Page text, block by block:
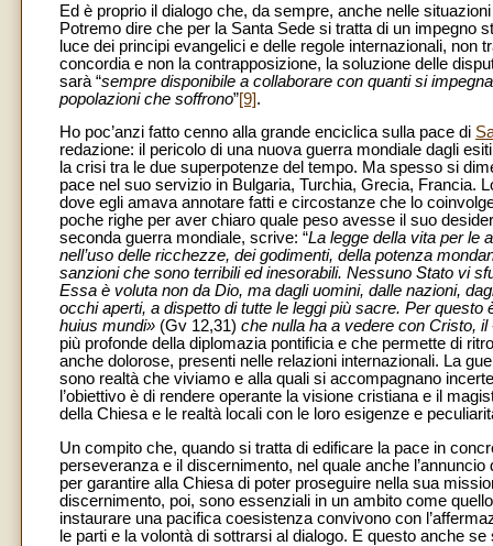
Ed è proprio il dialogo che, da sempre, anche nelle
Potremo dire che per la Santa Sede si tratta di un impegno
luce dei principi evangelici e delle regole internazionali,
concordia e non la contrapposizione, la soluzione delle
sarà “sempre disponibile a collaborare con quanti si
popolazioni che soffrono”[9].
Ho poc’anzi fatto cenno alla grande enciclica sulla pace di
redazione: il pericolo di una nuova guerra mondiale dagli
la crisi tra le due superpotenze del tempo. Ma spesso si
pace nel suo servizio in Bulgaria, Turchia, Grecia, Francia.
dove egli amava annotare fatti e circostanze che lo
poche righe per aver chiaro quale peso avesse il suo
seconda guerra mondiale, scrive: “La legge della vita per le
nell’uso delle ricchezze, dei godimenti, della potenza
sanzioni che sono terribili ed inesorabili. Nessuno Stato vi
Essa è voluta non da Dio, ma dagli uomini, dalle nazioni,
occhi aperti, a dispetto di tutte le leggi più sacre. Per
huius mundi» (Gv 12,31) che nulla ha a vedere con Cristo,
più profonde della diplomazia pontificia e che permette di
anche dolorose, presenti nelle relazioni internazionali. La
sono realtà che viviamo e alla quali si accompagnano
l’obiettivo è di rendere operante la visione cristiana e il
della Chiesa e le realtà locali con le loro esigenze e
Un compito che, quando si tratta di edificare la pace in
perseveranza e il discernimento, nel quale anche
per garantire alla Chiesa di poter proseguire nella sua
discernimento, poi, sono essenziali in un ambito come
instaurare una pacifica coesistenza convivono con
le parti e la volontà di sottrarsi al dialogo. E questo anche